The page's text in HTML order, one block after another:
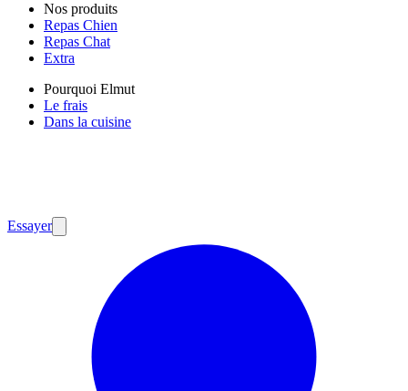
Nos produits
Repas Chien
Repas Chat
Extra
Pourquoi Elmut
Le frais
Dans la cuisine
Essayer